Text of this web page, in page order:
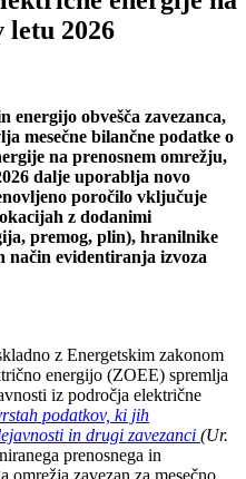
letu 2026
energijo obvešča zavezanca,
mesečne bilančne podatke o
na prenosnem omrežju,
dalje uporablja novo
poročilo vključuje
z dodanimi
premog, plin), hranilnike
način evidentiranja izvoza
z Energetskim zakonom
energijo (ZOEE) spremlja
iz področja električne
podatkov, ki jih
in drugi zavezanci (Ur.
prenosnega in